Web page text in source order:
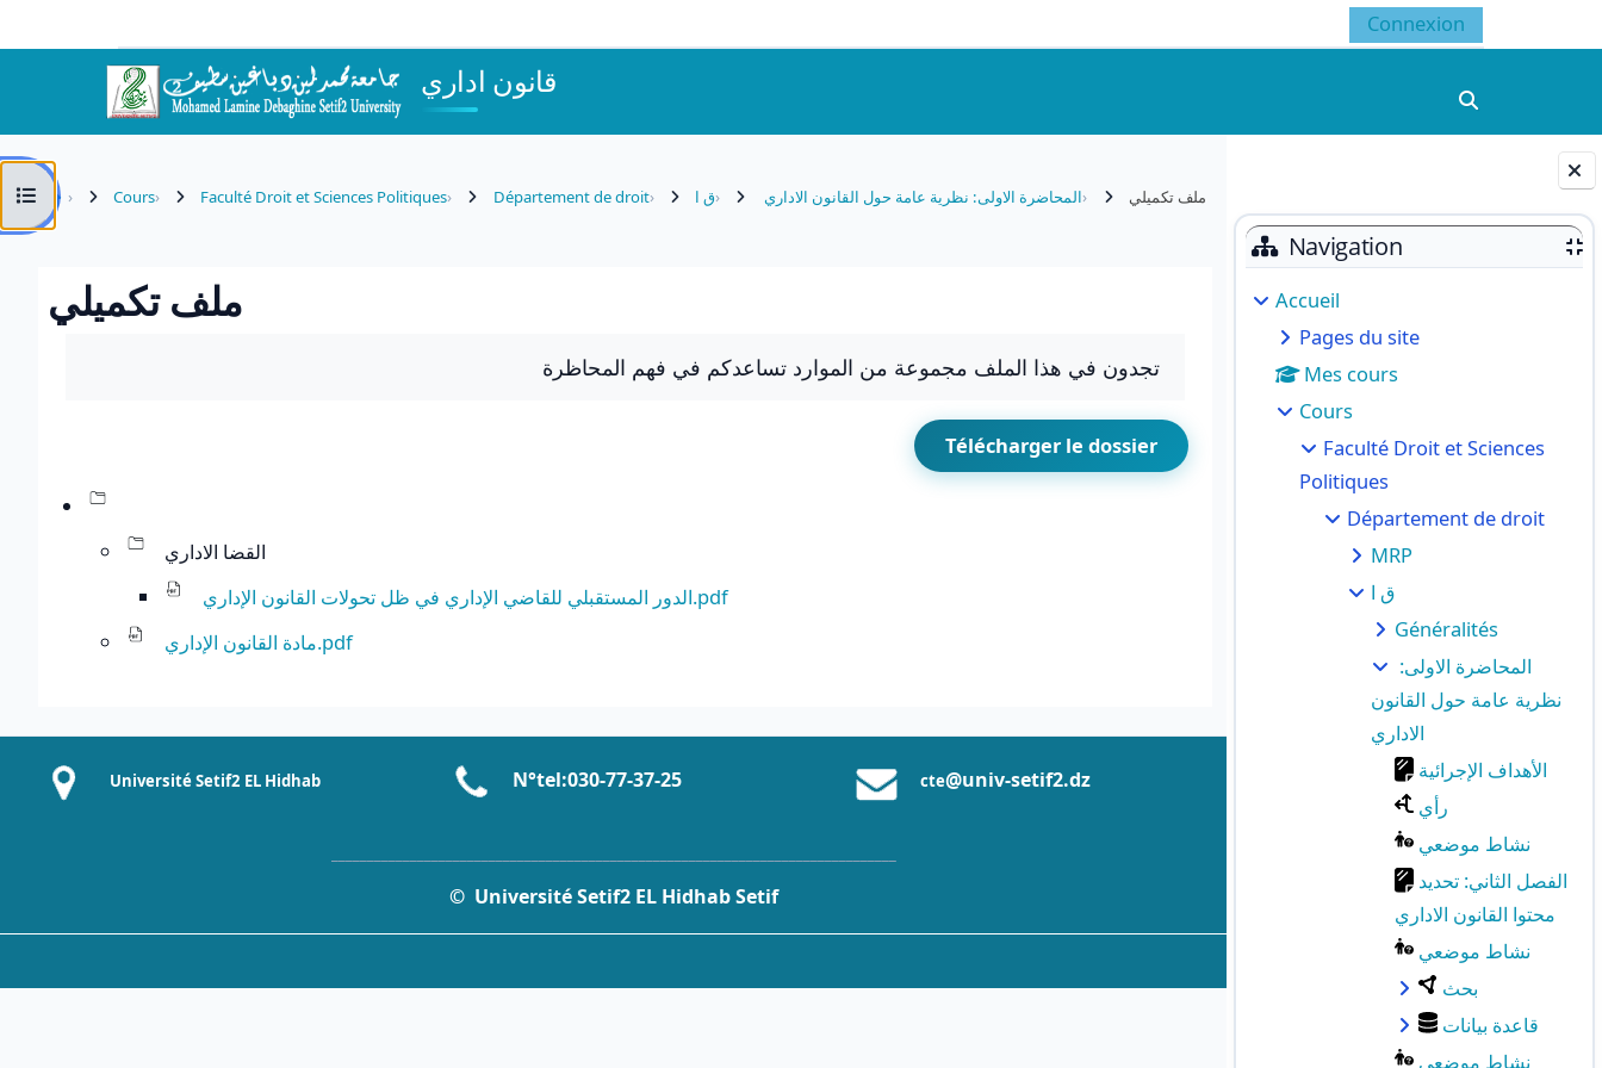
BlocsNavigation
Accueil
Pages du site
Mes cours
Cours
Faculté Droit et Sciences
Politiques
Département de droit
MRP
ق ا
Généralités
نظرية عامة حول القانون
الاداري
الأهداف الإجرائية
رأي
نشاط موضعي
الفصل الثاني: تحديد
محتوا القانون الاداري
نشاط موضعي
بحث
قاعدة بيانات
نشاط موضعي
Connexion
قانون اداري
Ouvrir l’index du cours
Cours Faculté Droit et Sciences Politiques Département de droit ق ا المحاضرة الاولى: نظرية عامة حول القانون الاداري ملف تكميلي
ملف تكميلي
تجدون في هذا الملف مجموعة من الموارد تساعدكم في فهم المحاظرة
Télécharger le dossier
القضا الاداري
الدور المستقبلي للقاضي الإداري في ظل تحولات القانون الإداري.pdf
مادة القانون الإداري.pdf
Université Setif2 EL Hidhab N°tel:030-77-37-25 cte@univ-setif2.dz
© Université Setif2 EL Hidhab Setif